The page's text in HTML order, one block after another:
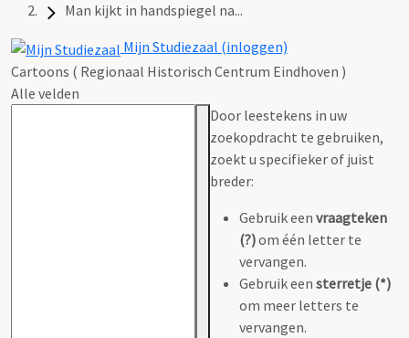
Man kijkt in handspiegel na...
Mijn Studiezaal (inloggen)
Cartoons ( Regionaal Historisch Centrum Eindhoven )
Alle velden
Door leestekens in uw
zoekopdracht te gebruiken,
zoekt u specifieker of juist
breder:
Gebruik een vraagteken
(?)om één letter te
vervangen.
Gebruik een sterretje (*)
om meer letters te
vervangen.